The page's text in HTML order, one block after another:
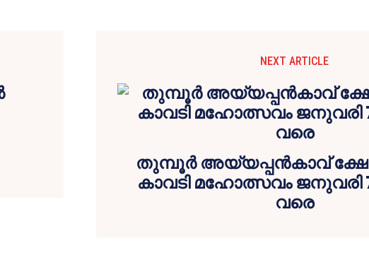
NEXT ARTICLE
തുമ്പൂര്‍ അയ്യപ്പന്‍കാവ്
കാവടി മഹോത്സവം ജനുവരി
വരെ